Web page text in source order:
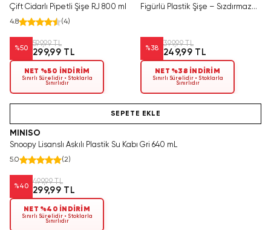
Çift Cidarlı Pipetli Şişe RJ 800 ml
4.8 (4)
%50
599,99 TL
299,99 TL
NET %50 İNDİRİM
Sınırlı Sürelidir • Stoklarla
Sınırlıdır
Figürlü Plastik Şişe – Sızdırmaz
%38
399,99 TL
249,99 TL
NET %38 İNDİRİM
Sınırlı Sürelidir • Stoklarla
Sınırlıdır
SEPETE EKLE
MINISO
Snoopy Lisanslı Askılı Plastik Su Kabı Gri 640 mL
5.0 (2)
%40
499,99 TL
299,99 TL
NET %40 İNDİRİM
Sınırlı Sürelidir • Stoklarla
Sınırlıdır